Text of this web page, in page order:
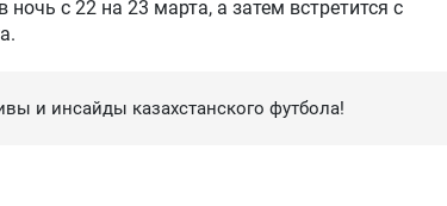
с 22 на 23 марта, а затем встретится с
и инсайды казахстанского футбола!